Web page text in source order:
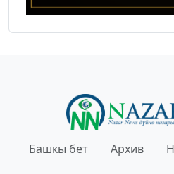
Башкы бет Архив